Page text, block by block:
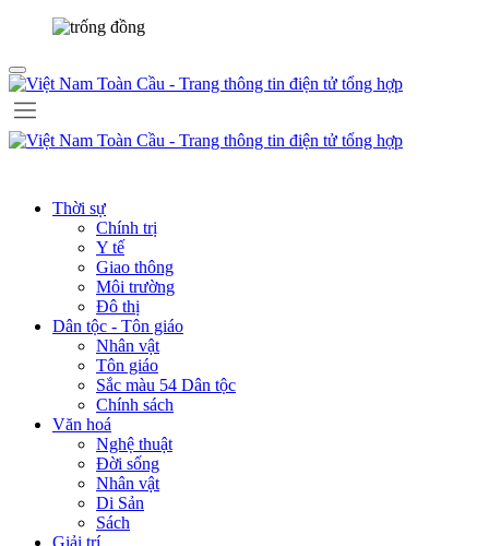
Thời sự
Chính trị
Y tế
Giao thông
Môi trường
Đô thị
Dân tộc - Tôn giáo
Nhân vật
Tôn giáo
Sắc màu 54 Dân tộc
Chính sách
Văn hoá
Nghệ thuật
Đời sống
Nhân vật
Di Sản
Sách
Giải trí